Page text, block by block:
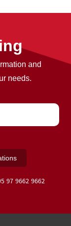
and
needs.
97 9662 9662